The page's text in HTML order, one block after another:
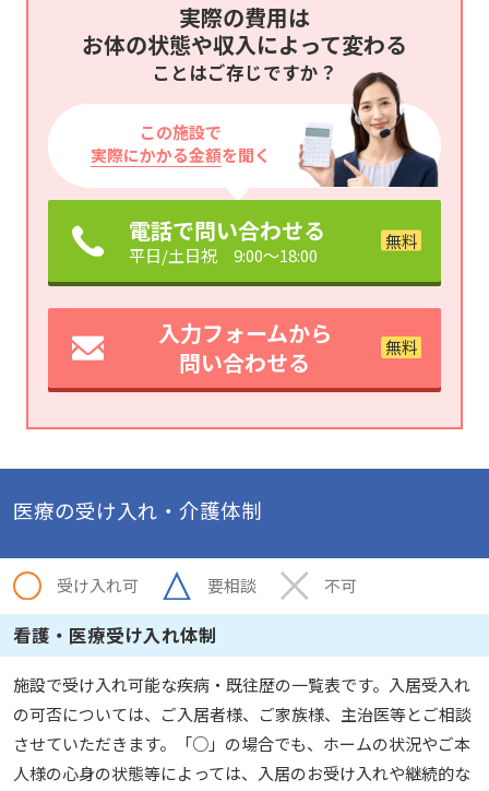
実際の費用は
お体の状態や収入によって変わる
ことはご存じですか？
この施設で
実際にかかる金額を聞く
電話で問い合わせる
平日/土日祝 9:00～18:00
入力フォームから
問い合わせる
医療の受け入れ・介護体制
受け入れ可 要相談 不可
看護・医療受け入れ体制
施設で受け入れ可能な疾病・既往歴の一覧表です。入居受入れ
の可否については、ご入居者様、ご家族様、主治医等とご相談
させていただきます。「○」の場合でも、ホームの状況やご本
人様の心身の状態等によっては、入居のお受け入れや継続的な